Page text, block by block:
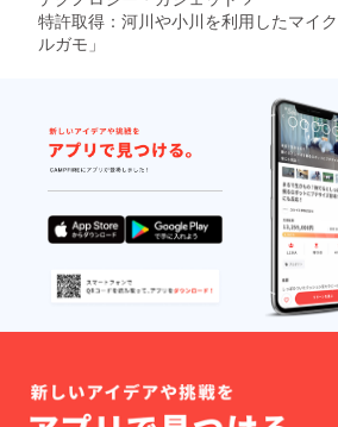
特許取得：河川や小川を利用したマイ
ルガモ」